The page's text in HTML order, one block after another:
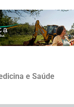
e Saúde